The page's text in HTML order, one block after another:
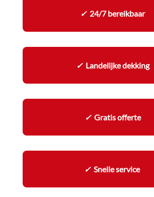
✓24/7 bereikbaar
✓ Landelijke dekking
✓Gratis offerte
✓Snelle service